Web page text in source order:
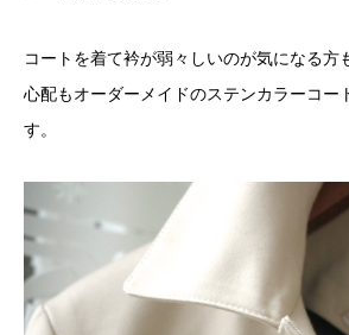
コートを着て衿が弱々しいのが気になる方
心配もオーダーメイドのステンカラーコー
す。